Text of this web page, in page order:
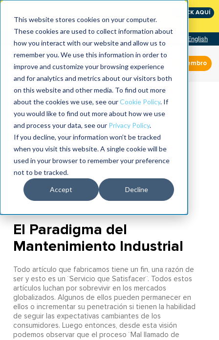
This website stores cookies on your computer.
These cookies are used to collect information about
how you interact with our website and allow us to
remember you. We use this information in order to
improve and customize your browsing experience
and for analytics and metrics about our visitors both
on this website and other media. To find out more
about the cookies we use, see ourCookie Policy. If
you would like to find out more about how we use
and process your data, see our Privacy Policy.
If you decline, your information won’t be tracked
when you visit this website. A single cookie will be
used in your browser to remember your preference
not to be tracked.
Accept Decline
The Speed of Reliability
CLICK AQUÍ
English
Miembro
El Paradigma del
Mantenimiento Industrial
Todo artículo que fabricamos tiene un fin, una razón de
ser y esto es un ¨Servicio que Satisfacer¨. Todos estos
artículos luchan por sobrevivir en los mercados
globalizados. Algunos de ellos pueden permanecer en
ellos o incrementar su penetración si tienen la habilidad
de seguir las expectativas cambiantes de los
consumidores. Luego entonces, desde esta visión
podemos observar que el proceso ¨Mal llamado de